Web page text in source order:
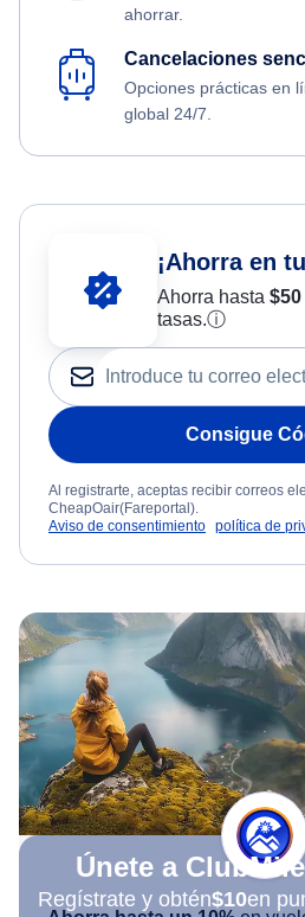
ahorrar.
Cancelaciones
Opciones prácticas en
global 24/7.
¡Ahorra en
Ahorra hasta $50
tasas.ⓘ
Consigue
Al registrarte, aceptas recibir correos
CheapOair(Fareportal).
Aviso de consentimiento política de
Únete a
Regístrate y obtén$10en